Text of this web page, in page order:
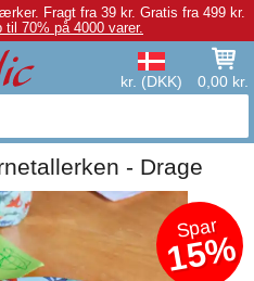
Fragt fra 39 kr. Gratis fra 499 kr.
til 70% på 4000 varer.
kr. (DKK) 0,00 kr.
- Drage
Spar
15%